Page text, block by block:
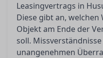
Leasingvertrags in
Diese gibt an,
Objekt am Ende der
soll.
unangenehmen